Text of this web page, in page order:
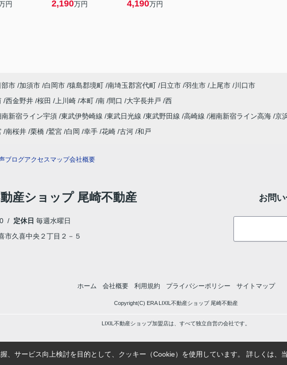
円 2,190万円 4,190万円
部市 加須市 白岡市 猿島郡境町 南埼玉郡宮代町 日立市 羽生市 上尾市
川口市
西金野井 桜田 上川崎 本町 南 間口 大字長井戸 西
南新宿ライン宇須 東武伊勢崎線 東武日光線 東武野田線 高崎線 湘南新宿ライン高海 京
南桜井 栗橋 鷲宮 白岡 幸手 花崎 古河 和戸
ブログアクセスマップ会社概要
産ショップ 尾崎不動産
/ 定休日 毎週水曜日
市久喜中央２丁目２－５
お問
ホーム 会社概要 利用規約 プライバシーポリシー サイトマップ
Copyright(C) ERA LIXIL不動産ショップ 尾崎不動産
LIXIL不動産ショップ加盟店は、すべて独立自営の会社です。
、サービス向上検討を目的として、クッキー（Cookie）を使用しています。 詳しくは、